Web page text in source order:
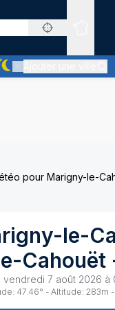
Sites
dégagé - quasiment
pour Marigny-le-
le-
Cahouët
vendredi 7 août 2026 à
47.46° - Altitude: 283m -